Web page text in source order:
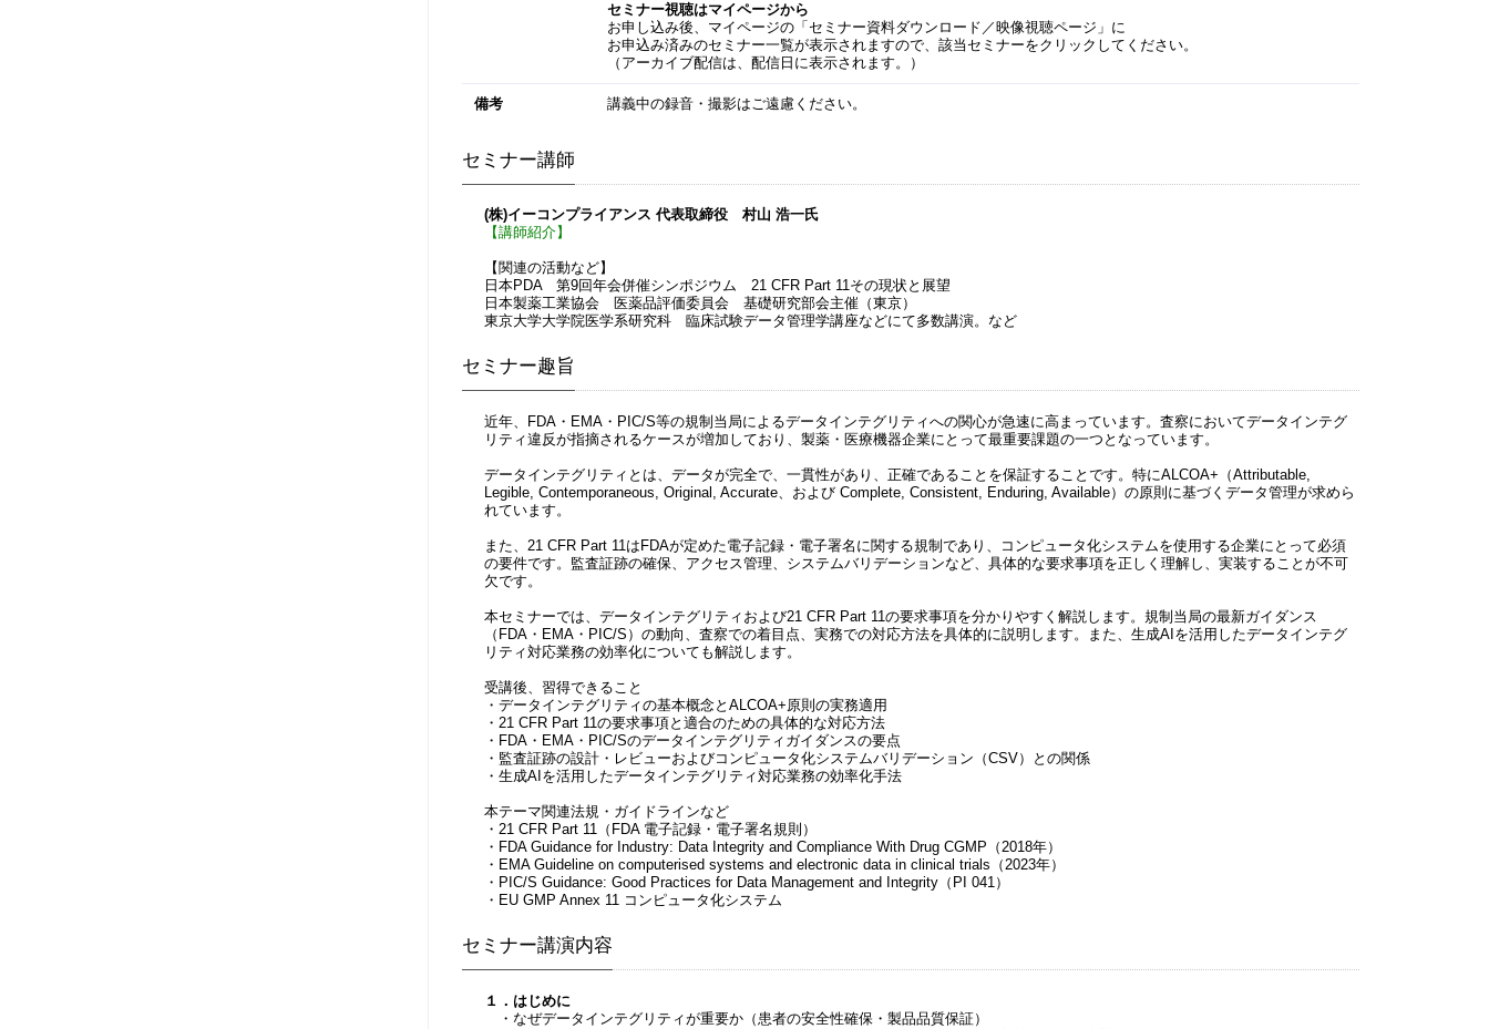
セミナー視聴はマイページから
お申し込み後、マイページの「セミナー資料ダウンロード／映像視聴ページ」に
お申込み済みのセミナー一覧が表示されますので、該当セミナーをクリックしてください。
（アーカイブ配信は、配信日に表示されます。）
備考 講義中の録音・撮影はご遠慮ください。
セミナー講師
(株)イーコンプライアンス 代表取締役 村山 浩一氏
【講師紹介】
【関連の活動など】
日本PDA 第9回年会併催シンポジウム 21 CFR Part 11その現状と展望
日本製薬工業協会 医薬品評価委員会 基礎研究部会主催（東京）
東京大学大学院医学系研究科 臨床試験データ管理学講座などにて多数講演。など
セミナー趣旨
近年、FDA・EMA・PIC/S等の規制当局によるデータインテグリティへの関心が急速に高まっています。査察においてデータインテグ
リティ違反が指摘されるケースが増加しており、製薬・医療機器企業にとって最重要課題の一つとなっています。
データインテグリティとは、データが完全で、一貫性があり、正確であることを保証することです。特にALCOA+（Attributable,
Legible, Contemporaneous, Original, Accurate、および Complete, Consistent, Enduring, Available）の原則に基づくデータ管理が求めら
れています。
また、21 CFR Part 11はFDAが定めた電子記録・電子署名に関する規制であり、コンピュータ化システムを使用する企業にとって必須
の要件です。監査証跡の確保、アクセス管理、システムバリデーションなど、具体的な要求事項を正しく理解し、実装することが不可
欠です。
本セミナーでは、データインテグリティおよび21 CFR Part 11の要求事項を分かりやすく解説します。規制当局の最新ガイダンス
（FDA・EMA・PIC/S）の動向、査察での着目点、実務での対応方法を具体的に説明します。また、生成AIを活用したデータインテグ
リティ対応業務の効率化についても解説します。
受講後、習得できること
・データインテグリティの基本概念とALCOA+原則の実務適用
・21 CFR Part 11の要求事項と適合のための具体的な対応方法
・FDA・EMA・PIC/Sのデータインテグリティガイダンスの要点
・監査証跡の設計・レビューおよびコンピュータ化システムバリデーション（CSV）との関係
・生成AIを活用したデータインテグリティ対応業務の効率化手法
本テーマ関連法規・ガイドラインなど
・21 CFR Part 11（FDA 電子記録・電子署名規則）
・FDA Guidance for Industry: Data Integrity and Compliance With Drug CGMP（2018年）
・EMA Guideline on computerised systems and electronic data in clinical trials（2023年）
・PIC/S Guidance: Good Practices for Data Management and Integrity（PI 041）
・EU GMP Annex 11 コンピュータ化システム
セミナー講演内容
１．はじめに
・なぜデータインテグリティが重要か（患者の安全性確保・製品品質保証）